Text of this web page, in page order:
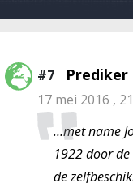
#7 Prediker
17 mei 2016 ,
…met name
1922 door
de